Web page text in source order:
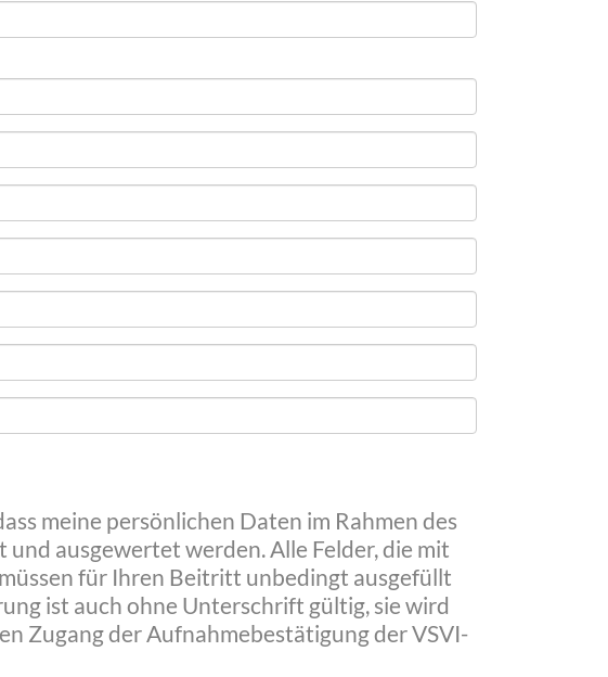
meine persönlichen Daten im Rahmen des
und ausgewertet werden. Alle Felder, die mit
für Ihren Beitritt unbedingt ausgefüllt
ist auch ohne Unterschrift gültig, sie wird
Zugang der Aufnahmebestätigung der VSVI-